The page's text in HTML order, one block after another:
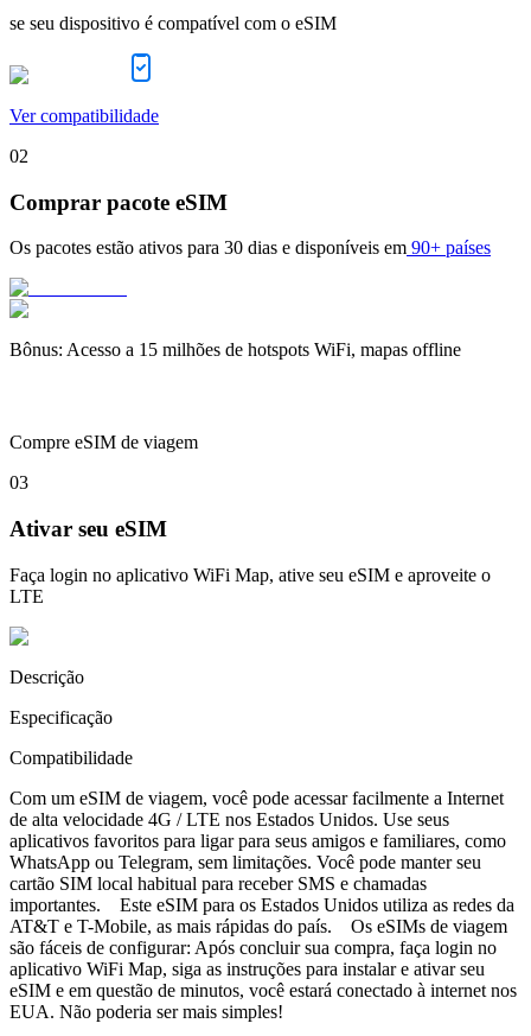
se seu dispositivo é compatível com o eSIM
Ver compatibilidade
02
Comprar pacote eSIM
Os pacotes estão ativos para 30 dias e disponíveis em 90+ países
Bônus: Acesso a 15 milhões de hotspots WiFi, mapas offline
Compre eSIM de viagem
03
Ativar seu eSIM
Faça login no aplicativo WiFi Map, ative seu eSIM e aproveite o
LTE
Descrição
Especificação
Compatibilidade
Com um eSIM de viagem, você pode acessar facilmente a Internet
de alta velocidade 4G / LTE nos Estados Unidos. Use seus
aplicativos favoritos para ligar para seus amigos e familiares, como
WhatsApp ou Telegram, sem limitações. Você pode manter seu
cartão SIM local habitual para receber SMS e chamadas
importantes. Este eSIM para os Estados Unidos utiliza as redes da
AT&T e T-Mobile, as mais rápidas do país. Os eSIMs de viagem
são fáceis de configurar: Após concluir sua compra, faça login no
aplicativo WiFi Map, siga as instruções para instalar e ativar seu
eSIM e em questão de minutos, você estará conectado à internet nos
EUA. Não poderia ser mais simples!